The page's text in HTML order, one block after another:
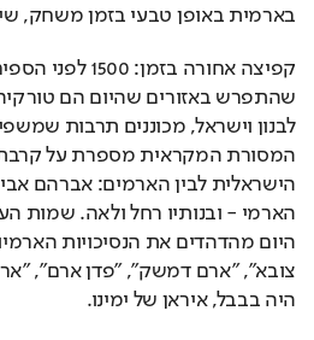
בארמית באופן טבעי בזמן משחק,
היה בבבל, איראן של ימינו.